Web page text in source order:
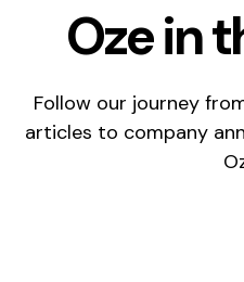
Oze in
Follow our journey
articles to company